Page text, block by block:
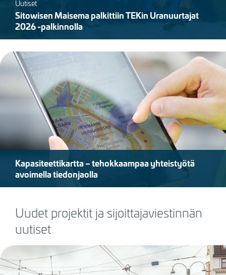
Uutiset
Sitowisen Maisema palkittiin TEKin Uranuurtajat
2026 -palkinnolla
Kuva
Kapasiteettikartta – tehokkaampaa yhteistyötä
avoimella tiedonjaolla
Uudet projektit ja sijoittajaviestinnän
uutiset
Kuva